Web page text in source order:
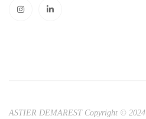
ASTIER DEMAREST Copyright © 2024